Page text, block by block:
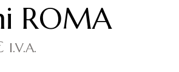
ROMA
I.V.A.